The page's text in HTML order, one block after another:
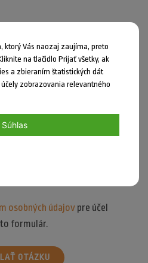
osobných údajov pre účel
formulár.
OTÁZKU
ktorý Vás naozaj zaujíma, preto
na tlačidlo Prijať všetky, ak
a zbieraním štatistických dát
zobrazovania relevantného
Súhlas